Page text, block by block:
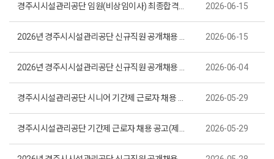
2026-06-15
2026-06-15
2026-06-04
2026-05-29
2026-05-29